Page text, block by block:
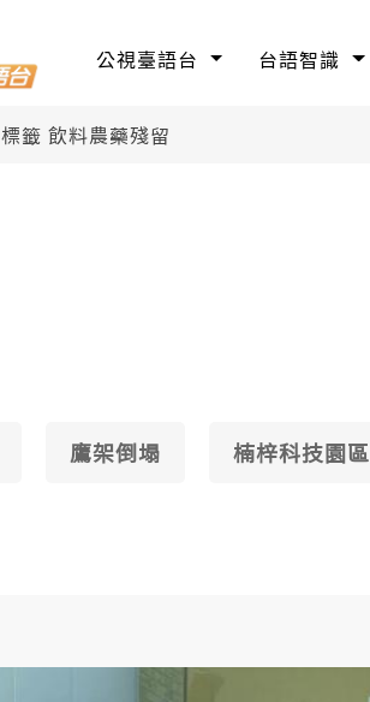
公視臺語台 台語智識
標籤 飲料農藥殘留
鷹架倒塌 楠梓科技園區